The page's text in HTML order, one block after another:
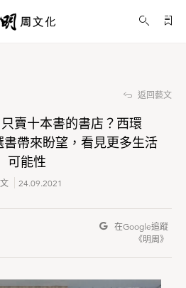
【新書店登場】只賣十本書的書店？西環 hiding place：用選書帶來盼望，看見更多生活可能性
返回藝文
只賣十本書的書店？西環
帶來盼望，看見更多生活
可能性
24.09.2021
在Google追蹤
《明周》